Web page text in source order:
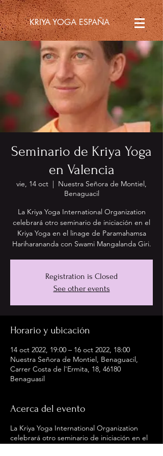
KRIYA YOGA ESPAÑA
Seminario de Kriya Yoga
en Valencia
vie, 14 oct
  |
Nuestra Señora de Montiel,
Benaguacil
La Kriya Yoga International Organization
celebrará otro seminario de iniciación en el
Kriya Yoga en el linage de Paramahamsa
Hariharananda con Swami Mangalanda Giri.
Registration is Closed
See other events
Horario y ubicación
14 oct 2022, 19:00 – 16 oct 2022, 18:00
Nuestra Señora de Montiel, Benaguacil,
Carrer Costa de l'Ermita, 18, 46180
Benaguasil
Acerca del evento
La Kriya Yoga International Organization
celebrará otro seminario de iniciación en el